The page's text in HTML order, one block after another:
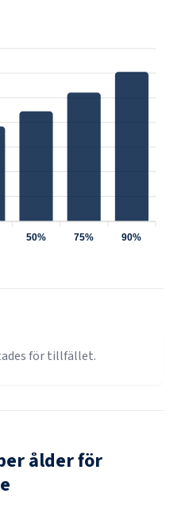
50% 75% 90%
för tillfället.
ålder för